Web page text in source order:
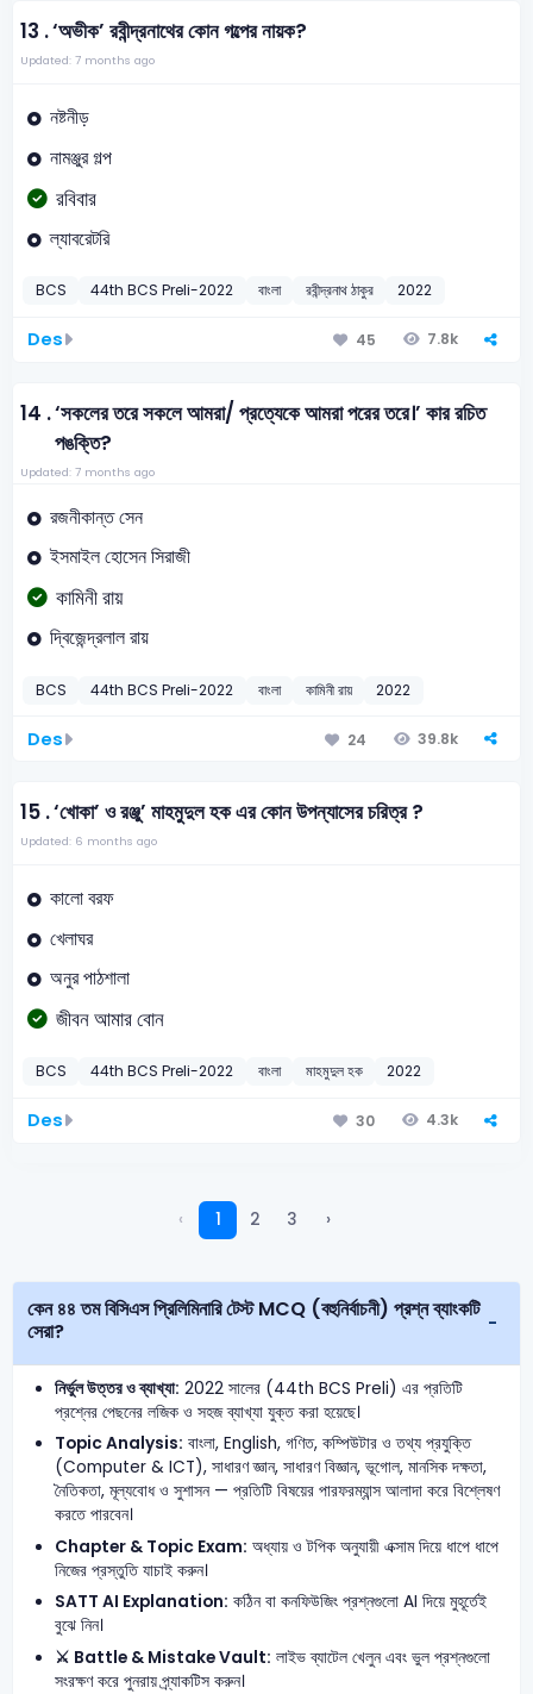
13 .‘অভীক’ রবীন্দ্রনাথের কোন গল্পের নায়ক?
Updated: 7 months ago
নষ্টনীড়
নামঞ্জুর গল্প
রবিবার
ল্যাবরেটরি
BCS 44th BCS Preli-2022 বাংলা রবীন্দ্রনাথ ঠাকুর 2022
Des 45 7.8k
14 .‘সকলের তরে সকলে আমরা/ প্রত্যেকে আমরা পরের তরে।’ কার রচিত
পঙক্তি?
Updated: 7 months ago
রজনীকান্ত সেন
ইসমাইল হোসেন সিরাজী
কামিনী রায়
দ্বিজেন্দ্রলাল রায়
BCS 44th BCS Preli-2022 বাংলা কামিনী রায় 2022
Des 24 39.8k
15 .‘খোকা’ ও রঞ্জু’ মাহমুদুল হক এর কোন উপন্যাসের চরিত্র ?
Updated: 6 months ago
কালো বরফ
খেলাঘর
অনুর পাঠশালা
জীবন আমার বোন
BCS 44th BCS Preli-2022 বাংলা মাহমুদুল হক 2022
Des 30 4.3k
‹ 1 2 3 ›
কেন ৪৪ তম বিসিএস প্রিলিমিনারি টেস্ট MCQ (বহুনির্বাচনী) প্রশ্ন ব্যাংকটি
সেরা?
নির্ভুল উত্তর ও ব্যাখ্যা: 2022 সালের (44th BCS Preli) এর প্রতিটি
প্রশ্নের পেছনের লজিক ও সহজ ব্যাখ্যা যুক্ত করা হয়েছে।
Topic Analysis: বাংলা, English, গণিত, কম্পিউটার ও তথ্য প্রযুক্তি
(Computer & ICT), সাধারণ জ্ঞান, সাধারণ বিজ্ঞান, ভূগোল, মানসিক দক্ষতা,
নৈতিকতা, মূল্যবোধ ও সুশাসন — প্রতিটি বিষয়ের পারফরম্যান্স আলাদা করে বিশ্লেষণ
করতে পারবেন।
Chapter & Topic Exam: অধ্যায় ও টপিক অনুযায়ী এক্সাম দিয়ে ধাপে ধাপে
নিজের প্রস্তুতি যাচাই করুন।
SATT AI Explanation: কঠিন বা কনফিউজিং প্রশ্নগুলো AI দিয়ে মুহূর্তেই
বুঝে নিন।
⚔️ Battle & Mistake Vault: লাইভ ব্যাটেল খেলুন এবং ভুল প্রশ্নগুলো
সংরক্ষণ করে পুনরায় প্র্যাকটিস করুন।